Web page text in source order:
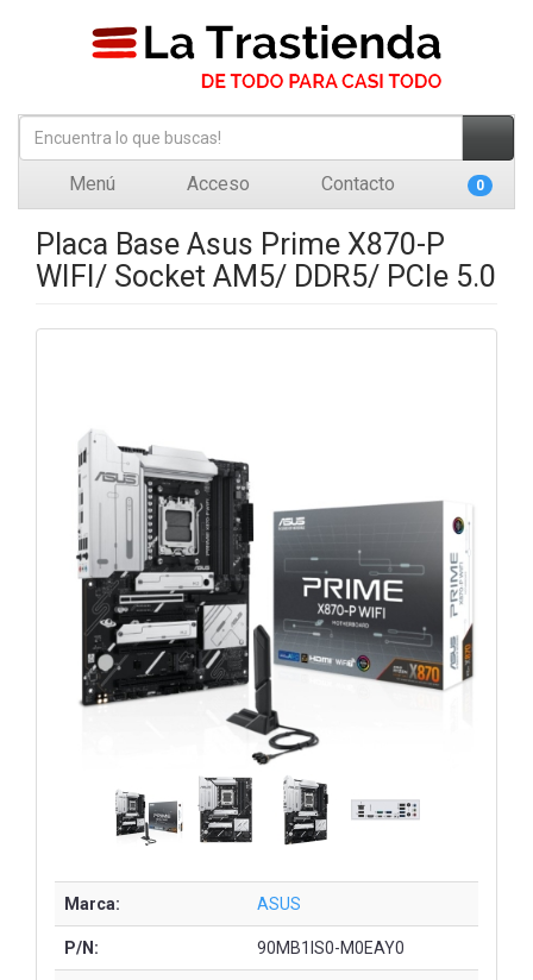
Menú Acceso Contacto 0
Placa Base Asus Prime X870-P
WIFI/ Socket AM5/ DDR5/ PCIe 5.0
Marca: ASUS
P/N: 90MB1IS0-M0EAY0